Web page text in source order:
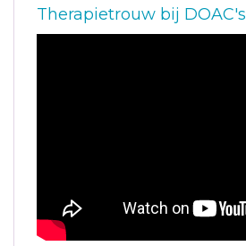
Therapietrouw bij DOAC's